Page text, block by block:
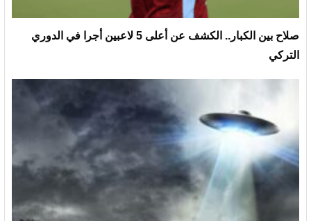
صلاح بين الكبار.. الكشف عن أعلى 5 لاعبين أجرا في الدوري
التركي